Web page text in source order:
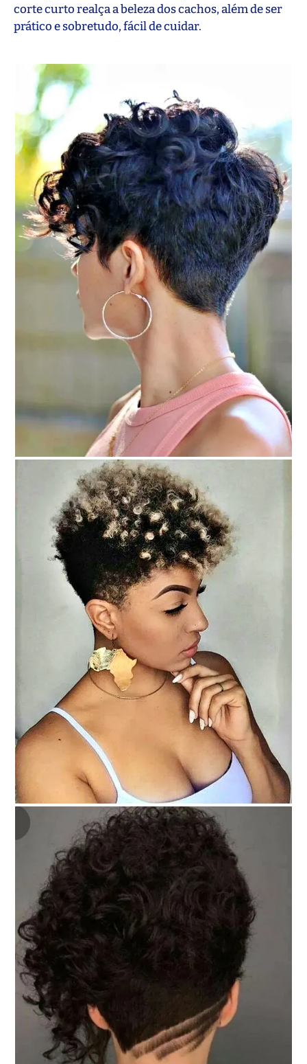
corte curto realça a beleza dos cachos, além de ser
prático e sobretudo, fácil de cuidar.